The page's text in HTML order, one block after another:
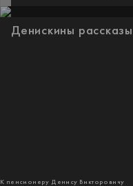
Денискины рассказы
К пенсионеру Денису Викторовичу